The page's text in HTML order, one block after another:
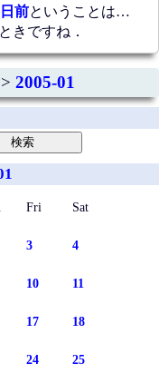
前ということは…
きですね．
2005-01
Fri Sat
3 4
10 11
17 18
24 25